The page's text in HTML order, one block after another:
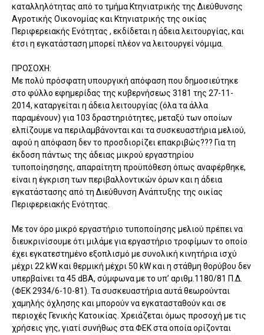
καταλληλότητας από το τμήμα Κτηνιατρικής της Διεύθυνσης
Αγροτικής Οικονομίας και Κτηνιατρικής της οικίας
Περιφερειακής Ενότητας , εκδίδεται η άδεια λειτουργίας, και
έτσι η εγκατάσταση μπορεί πλέον να λειτουργεί νόμιμα.
ΠΡΟΣΟΧΗ:
Με πολύ πρόσφατη υπουργική απόφαση που δημοσιεύτηκε
στο φύλλο εφημερίδας της κυβερνήσεως 3181 της 27-11-
2014, καταργείται η άδεια λειτουργίας (όλα τα άλλα
παραμένουν) για 103 δραστηριότητες, μεταξύ των οποίων
ελπίζουμε να περιλαμβάνονται και τα συσκευαστήρια μελιού,
αφού η απόφαση δεν το προσδιορίζει επακριβώς??? Για τη
έκδοση πάντως της άδειας μικρού εργαστηρίου
τυποποίησησης, απαραίτητη προϋπόθεση όπως αναφέρθηκε,
είναι η έγκριση των περιβαλλοντικών όρων και η άδεια
εγκατάστασης από τη Διεύθυνση Ανάπτυξης της οικίας
Περιφερειακής Ενότητας.
Με τον όρο μικρό εργαστήριο τυποποίησης μελιού πρέπει να
διευκρινίσουμε ότι μιλάμε για εργαστήριο τροφίμων το οποίο
έχει εγκατεστημένο εξοπλισμό με συνολική κινητήρια ισχύ
μέχρι 22 kW και θερμική μέχρι 50 kW και η στάθμη θορύβου δεν
υπερβαίνει τα 45 dBA, σύμφωνα με το υπ’ αριθμ.1180/81 Π.Δ.
(ΦΕΚ 2934/6-10-81). Τα συσκευαστήρια αυτά θεωρούνται
χαμηλής όχλησης και μπορούν να εγκατασταθούν και σε
περιοχές Γενικής Κατοικίας. Χρειάζεται όμως προσοχή με τις
χρήσεις γης, γιατί συνήθως στα ΦΕΚ στα οποία ορίζονται